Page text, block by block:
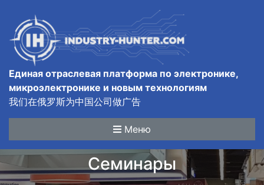
Единая отраслевая платформа по электронике,
микроэлектронике и новым технологиям
我们在俄罗斯为中国公司做广告
Меню
Семинары